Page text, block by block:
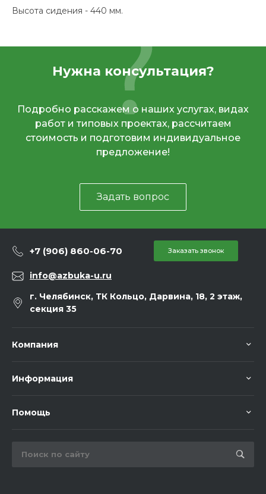
Высота сидения - 440 мм.
Нужна консультация?
Подробно расскажем о наших услугах, видах
работ и типовых проектах, рассчитаем
стоимость и подготовим индивидуальное
предложение!
Задать вопрос
+7 (906) 860-06-70 Заказать звонок
info@azbuka-u.ru
г. Челябинск, ТК Кольцо, Дарвина, 18, 2 этаж,
секция 35
Компания
Информация
Помощь